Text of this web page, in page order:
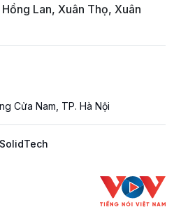
Lan, Xuân Thọ, Xuân
Cửa Nam, TP. Hà Nội